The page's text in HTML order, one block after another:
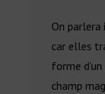
On parlera
car elles
forme
champ